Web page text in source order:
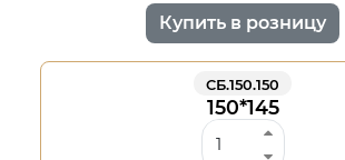
Купить в розницу
СБ.150.150
150*145